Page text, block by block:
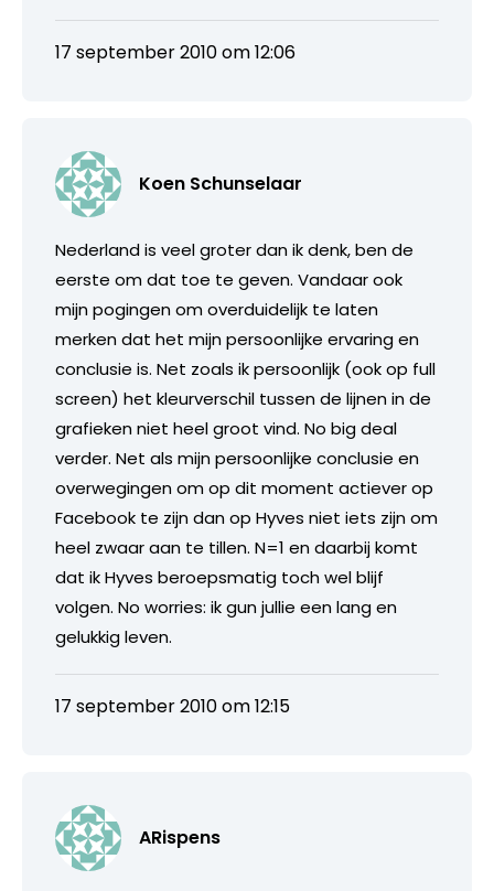
17 september 2010 om 12:06
Koen Schunselaar
Nederland is veel groter dan ik denk, ben de
eerste om dat toe te geven. Vandaar ook
mijn pogingen om overduidelijk te laten
merken dat het mijn persoonlijke ervaring en
conclusie is. Net zoals ik persoonlijk (ook op full
screen) het kleurverschil tussen de lijnen in de
grafieken niet heel groot vind. No big deal
verder. Net als mijn persoonlijke conclusie en
overwegingen om op dit moment actiever op
Facebook te zijn dan op Hyves niet iets zijn om
heel zwaar aan te tillen. N=1 en daarbij komt
dat ik Hyves beroepsmatig toch wel blijf
volgen. No worries: ik gun jullie een lang en
gelukkig leven.
17 september 2010 om 12:15
ARispens